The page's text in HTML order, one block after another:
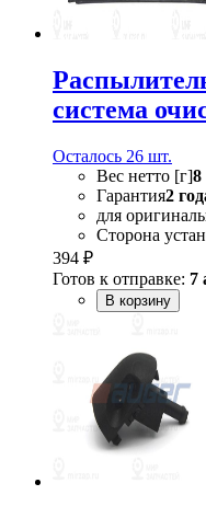
система
Осталось 26 шт.
Вес нетто [г]8
Гарантия2
для
Сторона
394 ₽
Готов к отправке: 7
В корзину